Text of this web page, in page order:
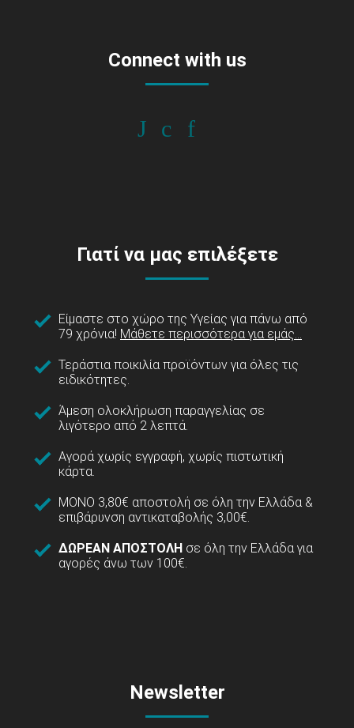
Connect with us
Γιατί να μας επιλέξετε
Είμαστε στο χώρο της Υγείας για πάνω από
79 χρόνια! Μάθετε περισσότερα για εμάς...
Τεράστια ποικιλία προϊόντων για όλες τις
ειδικότητες.
Άμεση ολοκλήρωση παραγγελίας σε
λιγότερο από 2 λεπτά.
Αγορά χωρίς εγγραφή, χωρίς πιστωτική
κάρτα.
ΜΟΝΟ 3,80€ αποστολή σε όλη την Ελλάδα &
επιβάρυνση αντικαταβολής 3,00€.
ΔΩΡΕΑΝ ΑΠΟΣΤΟΛΗ σε όλη την Ελλάδα για
αγορές άνω των 100€.
Newsletter